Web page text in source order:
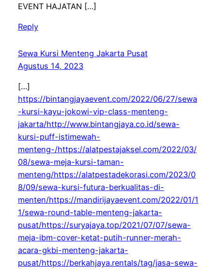
EVENT HAJATAN […]
Reply
Sewa Kursi Menteng Jakarta Pusat
Agustus 14, 2023
[…]
https://bintangjayaevent.com/2022/06/27/sewa
-kursi-kayu-jokowi-vip-class-menteng-
jakarta/http://www.bintangjaya.co.id/sewa-
kursi-puff-istimewah-
menteng-/https://alatpestajaksel.com/2022/03/
08/sewa-meja-kursi-taman-
menteng/https://alatpestadekorasi.com/2023/0
8/09/sewa-kursi-futura-berkualitas-di-
menten/https://mandirijayaevent.com/2022/01/1
1/sewa-round-table-menteng-jakarta-
pusat/https://suryajaya.top/2021/07/07/sewa-
meja-ibm-cover-ketat-putih-runner-merah-
acara-gkbi-menteng-jakarta-
pusat/https://berkahjaya.rentals/tag/jasa-sewa-